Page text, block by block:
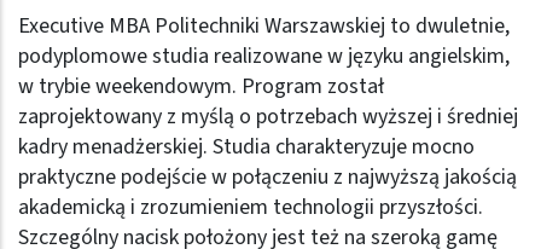
Executive MBA Politechniki Warszawskiej to dwuletnie,
podyplomowe studia realizowane w języku angielskim,
w trybie weekendowym. Program został
zaprojektowany z myślą o potrzebach wyższej i średniej
kadry menadżerskiej. Studia charakteryzuje mocno
praktyczne podejście w połączeniu z najwyższą jakością
akademicką i zrozumieniem technologii przyszłości.
Szczególny nacisk położony jest też na szeroką gamę